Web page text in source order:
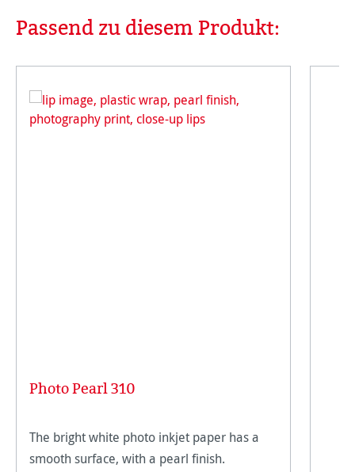
Produktgalerie überspringen
Passend zu diesem Produkt:
Photo Pearl 310
The bright white photo inkjet paper has a
smooth surface, with a pearl finish.